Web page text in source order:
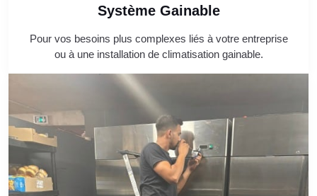
Système Gainable
Pour vos besoins plus complexes liés à votre entreprise
ou à une installation de climatisation gainable.